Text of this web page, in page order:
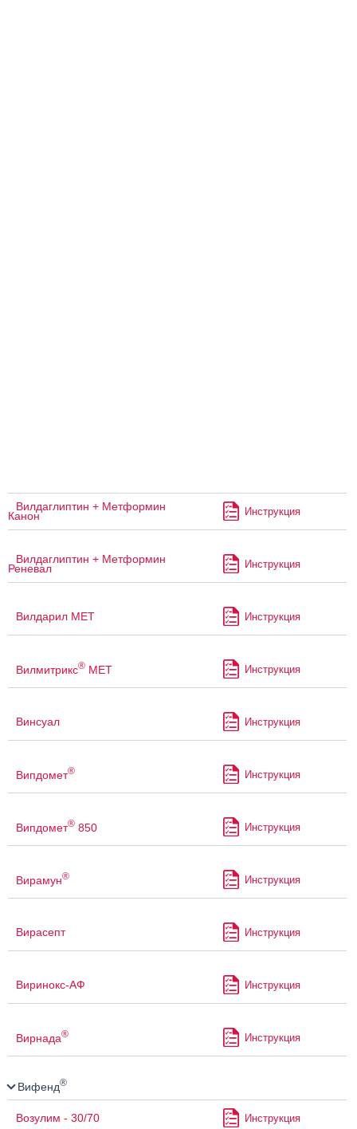
Вилдаглиптин + Метформин
Канон Инструкция
Вилдаглиптин + Метформин
Реневал Инструкция
Вилдарил МЕТ Инструкция
Вилмитрикс® МЕТ Инструкция
Винсуал Инструкция
Випдомет® Инструкция
Випдомет® 850 Инструкция
Вирамун® Инструкция
Вирасепт Инструкция
Виринокс-АФ Инструкция
Вирнада® Инструкция
Вифенд®
Возулим - 30/70 Инструкция